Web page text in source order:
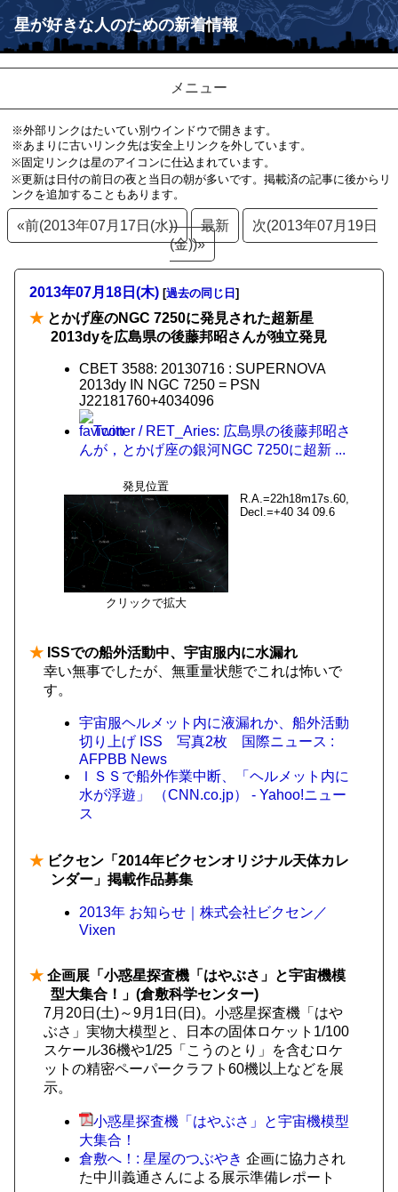
星が好きな人のための新着情報
メニュー
※外部リンクはたいてい別ウインドウで開きます。
※あまりに古いリンク先は安全上リンクを外しています。
※固定リンクは星のアイコンに仕込まれています。
※更新は日付の前日の夜と当日の朝が多いです。掲載済の記事に後からリ
ンクを追加することもあります。
«前(2013年07月17日(水)) 最新
次(2013年07月19日
(金))»
2013年07月18日(木) [過去の同じ日 ]
★ とかげ座のNGC 7250に発見された超新星
2013dyを広島県の後藤邦昭さんが独立発見
CBET 3588: 20130716 : SUPERNOVA
2013dy IN NGC 7250 = PSN
J22181760+4034096
Twitter / RET_Aries: 広島県の後藤邦昭さ
んが，とかげ座の銀河NGC 7250に超新 ...
発見位置
クリックで拡大
R.A.=22h18m17s.60,
Decl.=+40 34 09.6
★ ISSでの船外活動中、宇宙服内に水漏れ
幸い無事でしたが、無重量状態でこれは怖いで
す。
宇宙服ヘルメット内に液漏れか、船外活動
切り上げ ISS 写真2枚 国際ニュース :
AFPBB News
ＩＳＳで船外作業中断、「ヘルメット内に
水が浮遊」 （CNN.co.jp） - Yahoo!ニュー
ス
★ ビクセン「2014年ビクセンオリジナル天体カレ
ンダー」掲載作品募集
2013年 お知らせ｜株式会社ビクセン／
Vixen
★ 企画展「小惑星探査機「はやぶさ」と宇宙機模
型大集合！」(倉敷科学センター)
7月20日(土)～9月1日(日)。小惑星探査機「はや
ぶさ」実物大模型と、日本の固体ロケット1/100
スケール36機や1/25「こうのとり」を含むロケ
ットの精密ペーパークラフト60機以上などを展
示。
小惑星探査機「はやぶさ」と宇宙機模型
大集合！
倉敷へ！: 星屋のつぶやき 企画に協力され
た中川義通さんによる展示準備レポート